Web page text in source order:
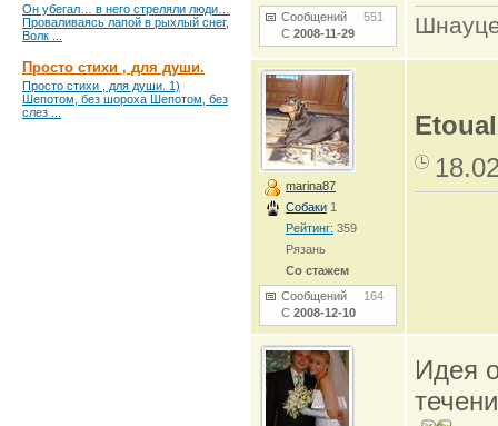
Он убегал… в него стреляли люди…
Проваливаясь лапой в рыхлый снег,
Волк ...
Просто стихи , для души.
Просто стихи , для души. 1)
Шепотом, без шороха Шепотом, без
слез ...
Сообщений 551
С 2008-11-29
marina87
Собаки 1
Рейтинг: 359
Рязань
Со стажем
Сообщений 164
С 2008-12-10
Идея